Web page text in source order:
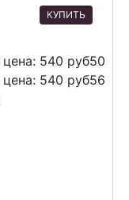
КУПИТЬ
цена: 540 руб50
цена: 540 руб56